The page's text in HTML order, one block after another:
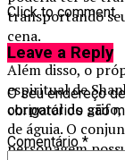
transportando
cena.
Além disso, o
espiritual de
corporal do grifo,
de águia. O
personagem
Click to comment
Leave a Reply
O seu endereço
obrigatórios são
Comentário *